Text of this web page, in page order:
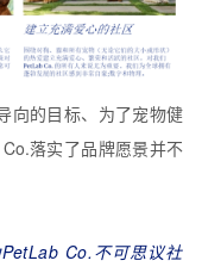
向的目标、为了宠物健
落实了品牌愿景并不
Co.不可思议社